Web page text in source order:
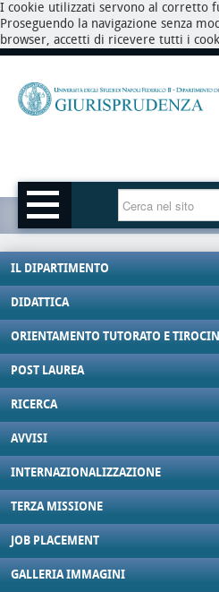
I cookie utilizzati servono al corretto
Proseguendo la navigazione senza
browser, accetti di ricevere tutti i
IL DIPARTIMENTO
DIDATTICA
ORIENTAMENTO TUTORATO E
POST LAUREA
RICERCA
AVVISI
INTERNAZIONALIZZAZIONE
TERZA MISSIONE
JOB PLACEMENT
GALLERIA IMMAGINI